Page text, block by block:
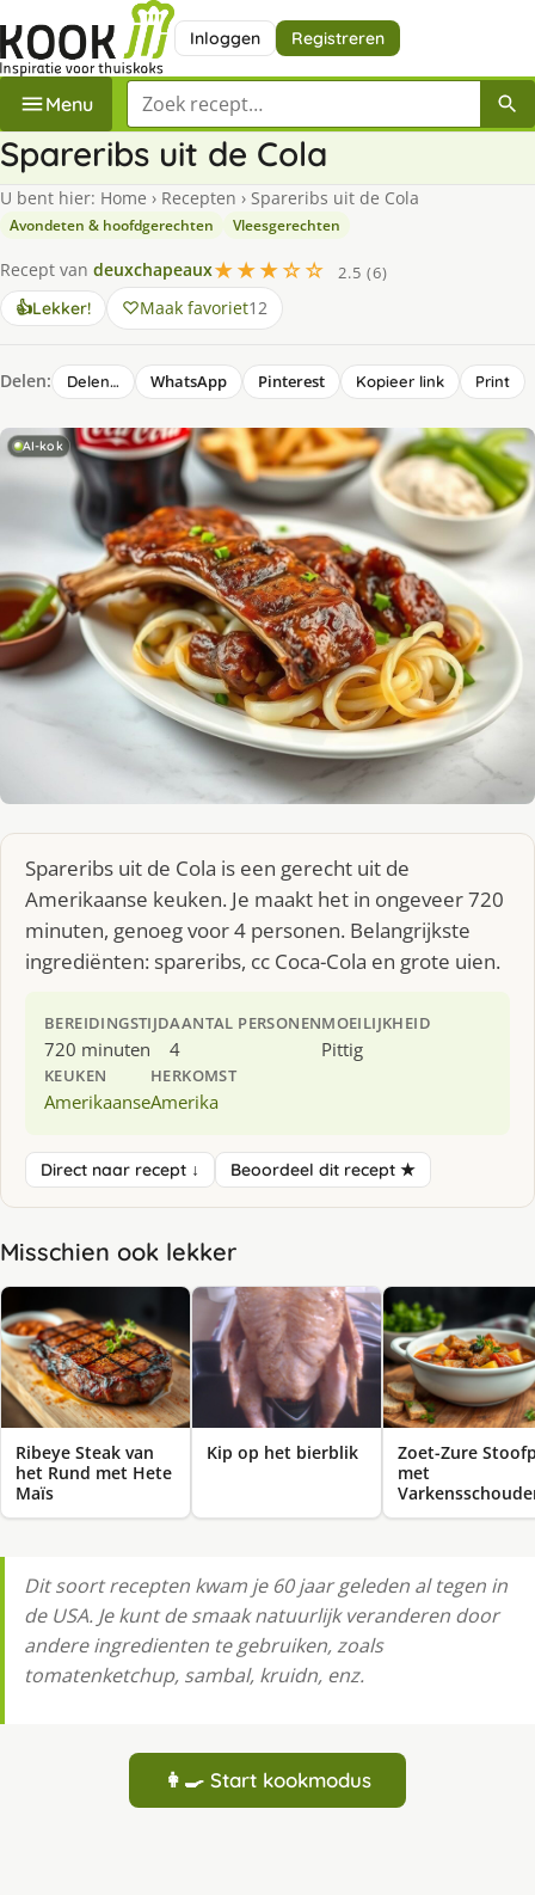
Inloggen Registreren
Menu Zoek een recept
Spareribs uit de Cola
U bent hier: Home › Recepten › Spareribs uit de Cola
Avondeten & hoofdgerechten Vleesgerechten
Recept van deuxchapeaux★★★☆☆
2.5 (6)
👍Lekker! Maak favoriet12
Delen: Delen… WhatsApp Pinterest Kopieer link Print
AI-kok
Spareribs uit de Cola is een gerecht uit de
Amerikaanse keuken. Je maakt het in ongeveer 720
minuten, genoeg voor 4 personen. Belangrijkste
ingrediënten: spareribs, cc Coca-Cola en grote uien.
BEREIDINGSTIJD
720 minuten
AANTAL PERSONEN
4
MOEILIJKHEID
Pittig
KEUKEN
Amerikaanse
HERKOMST
Amerika
Direct naar recept ↓ Beoordeel dit recept ★
Misschien ook lekker
Ribeye Steak van
het Rund met Hete
Maïs
Kip op het bierblik
Zoet-Zure
met
Dit soort recepten kwam je 60 jaar geleden al tegen in
de USA. Je kunt de smaak natuurlijk veranderen door
andere ingredienten te gebruiken, zoals
tomatenketchup, sambal, kruidn, enz.
👩‍🍳 Start kookmodus